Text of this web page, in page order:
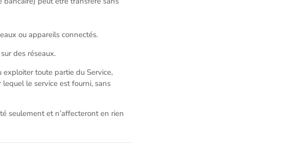
ou appareils connectés.
des réseaux.
exploiter toute partie du Service,
lequel le service est fourni, sans
seulement et n’affecteront en rien